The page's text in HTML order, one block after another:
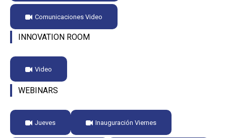
Comunicaciones Video
INNOVATION ROOM
Video
WEBINARS
Jueves Inauguración Viernes